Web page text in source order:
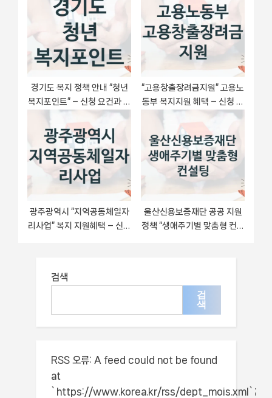
청 구비서류와 자격
경기도 복지 정책 안내 “청년
복지포인트” – 신청 요건과 제
“고용창출장려금지원” 고용노
동부 복지지원 혜택 – 신청 조
건과 자격 조건
광주광역시 “지역공동체일자
리사업” 복지 지원혜택 – 신청
울산신용보증재단 공공 지원
정책 “생애주기별 맞춤형 컨설
검색
검
색
RSS 오류: A feed could not be found
at
`https://www.korea.kr/rss/dept_mois.xml`;